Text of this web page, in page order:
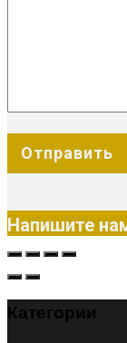
Напишите
Категории